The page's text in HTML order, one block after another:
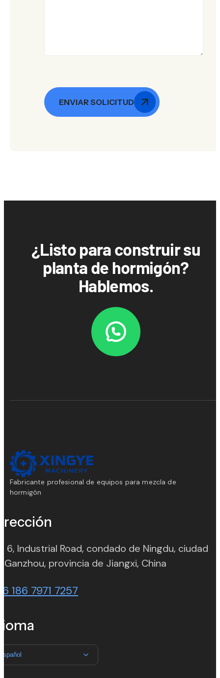
ENVIAR SOLICITUD
¿Listo para construir su
planta de hormigón?
Hablemos.
Fabricante profesional de equipos para mezcla de
hormigón
6, Industrial Road, condado de Ningdu, ciudad
Ganzhou, provincia de Jiangxi, China
186 7971 7257